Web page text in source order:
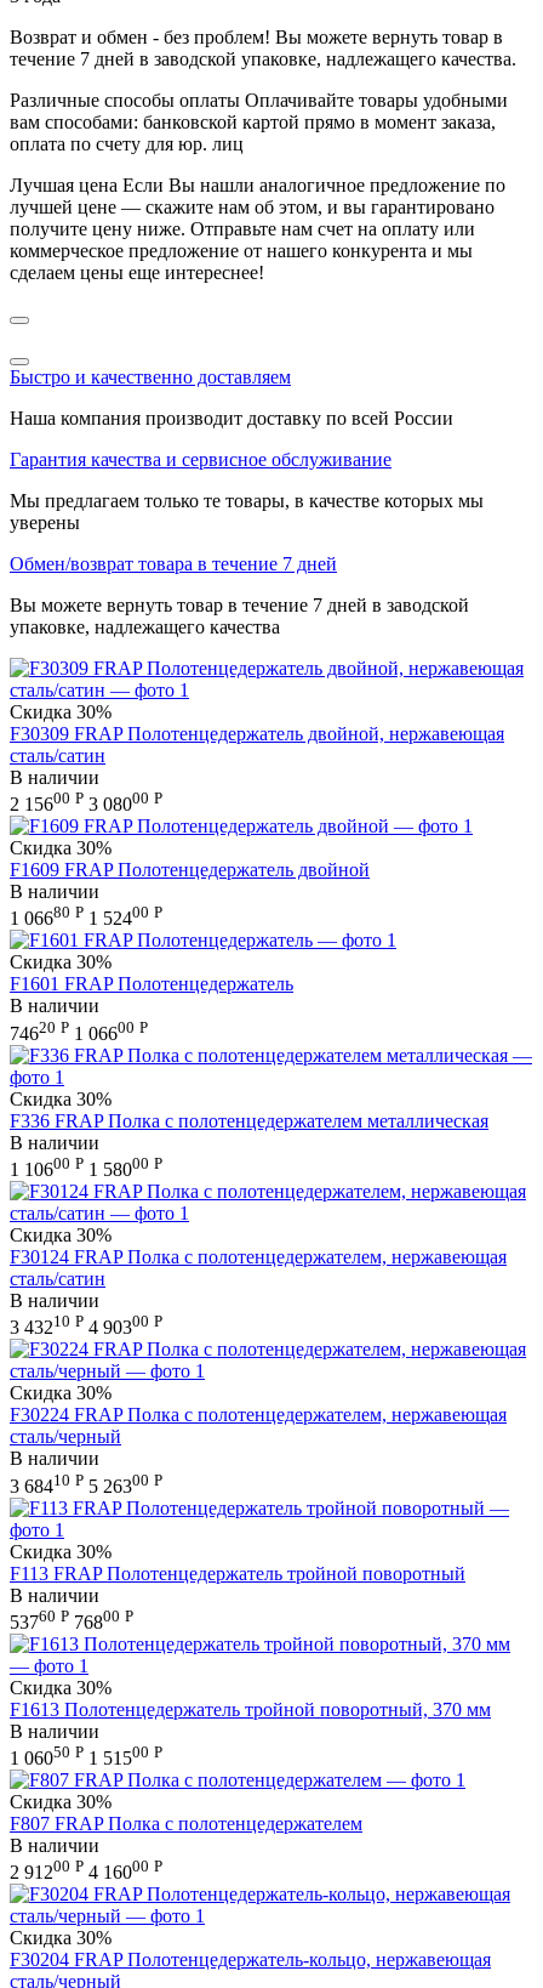
Возврат и обмен - без проблем! Вы можете вернуть товар в
течение 7 дней в заводской упаковке, надлежащего качества.
Различные способы оплаты Оплачивайте товары удобными
вам способами: банковской картой прямо в момент заказа,
оплата по счету для юр. лиц
Лучшая цена Если Вы нашли аналогичное предложение по
лучшей цене — скажите нам об этом, и вы гарантировано
получите цену ниже. Отправьте нам счет на оплату или
коммерческое предложение от нашего конкурента и мы
сделаем цены еще интереснее!
Быстро и качественно доставляем
Наша компания производит доставку по всей России
Гарантия качества и сервисное обслуживание
Мы предлагаем только те товары, в качестве которых мы
уверены
Обмен/возврат товара в течение 7 дней
Вы можете вернуть товар в течение 7 дней в заводской
упаковке, надлежащего качества
Скидка 30%
F30309 FRAP Полотенцедержатель двойной, нержавеющая
сталь/сатин
В наличии
2 15600 Р 3 08000 Р
Скидка 30%
F1609 FRAP Полотенцедержатель двойной
В наличии
1 06680 Р 1 52400 Р
Скидка 30%
F1601 FRAP Полотенцедержатель
В наличии
74620 Р 1 06600 Р
Скидка 30%
F336 FRAP Полка с полотенцедержателем металлическая
В наличии
1 10600 Р 1 58000 Р
Скидка 30%
F30124 FRAP Полка с полотенцедержателем, нержавеющая
сталь/сатин
В наличии
3 43210 Р 4 90300 Р
Скидка 30%
F30224 FRAP Полка с полотенцедержателем, нержавеющая
сталь/черный
В наличии
3 68410 Р 5 26300 Р
Скидка 30%
F113 FRAP Полотенцедержатель тройной поворотный
В наличии
53760 Р 76800 Р
Скидка 30%
F1613 Полотенцедержатель тройной поворотный, 370 мм
В наличии
1 06050 Р 1 51500 Р
Скидка 30%
F807 FRAP Полка c полотенцедержателем
В наличии
2 91200 Р 4 16000 Р
Скидка 30%
F30204 FRAP Полотенцедержатель-кольцо, нержавеющая
сталь/черный